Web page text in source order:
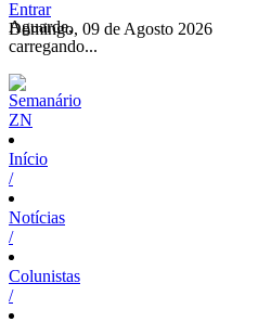
Aguarde,
carregando...
Entrar
Domingo, 09 de Agosto 2026
Início
/
Notícias
/
Colunistas
/